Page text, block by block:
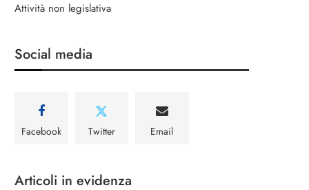
Attività non legislativa
Social media
Facebook Twitter Email
Articoli in evidenza